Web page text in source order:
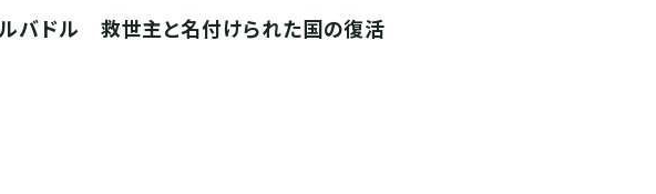
ドル 救世主と名付けられた国の復活